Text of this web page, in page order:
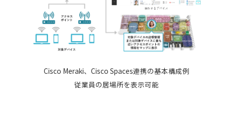
Cisco Meraki、Cisco Spaces連携の基本構成例
従業員の居場所を表示可能